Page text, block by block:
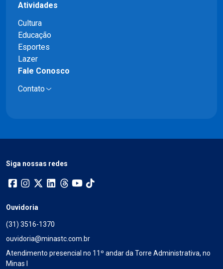
Atividades
Cultura
Educação
Esportes
Lazer
Fale Conosco
Contato
Siga nossas redes
Ouvidoria
(31) 3516-1370
ouvidoria@minastc.com.br
Atendimento presencial no 11º andar da Torre Administrativa, no
Minas I